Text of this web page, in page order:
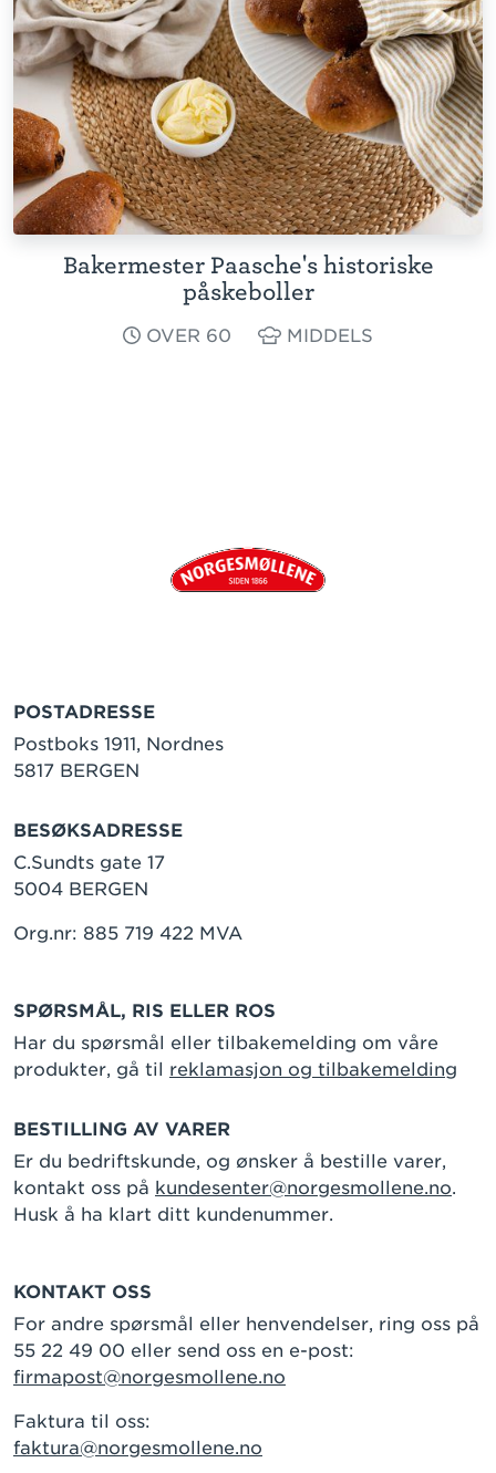
Bakermester Paasche's historiske
påskeboller
OVER 60 MIDDELS
POSTADRESSE
Postboks 1911, Nordnes
5817 BERGEN
BESØKSADRESSE
C.Sundts gate 17
5004 BERGEN
Org.nr: 885 719 422 MVA
SPØRSMÅL, RIS ELLER ROS
Har du spørsmål eller tilbakemelding om våre
produkter, gå til reklamasjon og tilbakemelding
BESTILLING AV VARER
Er du bedriftskunde, og ønsker å bestille varer,
kontakt oss på kundesenter@norgesmollene.no.
Husk å ha klart ditt kundenummer.
KONTAKT OSS
For andre spørsmål eller henvendelser, ring oss på
55 22 49 00 eller send oss en e-post:
firmapost@norgesmollene.no
Faktura til oss:
faktura@norgesmollene.no